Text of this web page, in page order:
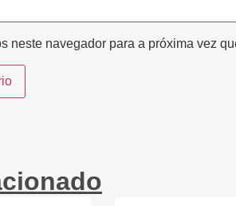
neste navegador para a próxima vez